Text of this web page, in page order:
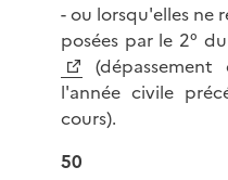
- ou lorsqu'elles ne
posées par le 2°
l'année civile
cours).
50